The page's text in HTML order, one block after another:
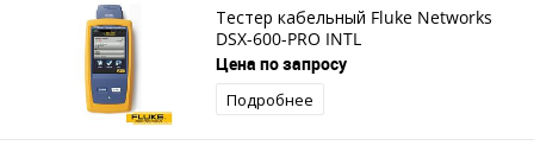
Тестер кабельный Fluke Networks
DSX-600-PRO INTL
Цена по запросу
Подробнее